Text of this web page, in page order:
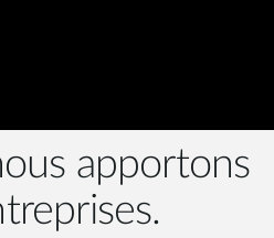
apportons